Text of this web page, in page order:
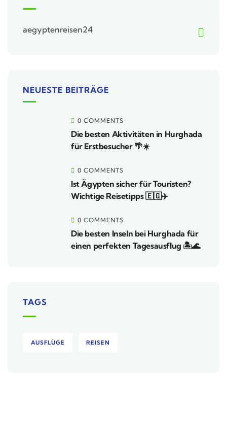
aegyptenreisen24
NEUESTE BEITRÄGE
0 COMMENTS
Die besten Aktivitäten in Hurghada
für Erstbesucher 🌴☀️
0 COMMENTS
Ist Ägypten sicher für Touristen?
Wichtige Reisetipps 🇪🇬✈️
0 COMMENTS
Die besten Inseln bei Hurghada für
einen perfekten Tagesausflug 🏝️🌊
TAGS
AUSFLÜGE REISEN